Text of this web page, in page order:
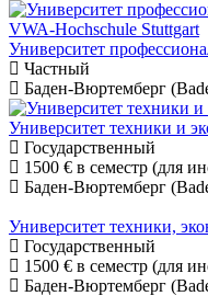
Университет
Частный
Баден-Вюртемберг
Университет техники и
Государственный
1500 € в семестр (для
Баден-Вюртемберг
Университет техники,
Государственный
1500 € в семестр (для
Баден-Вюртемберг